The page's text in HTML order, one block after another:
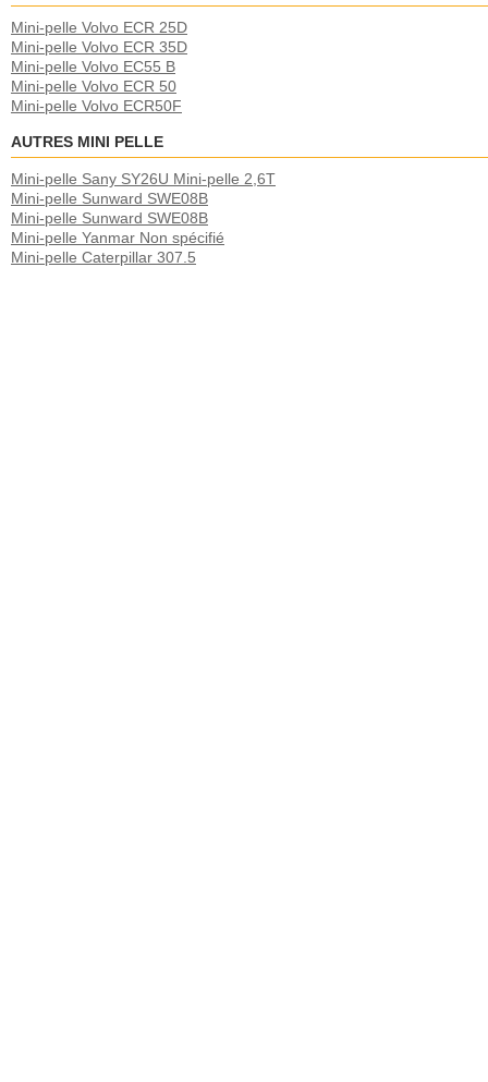
Mini-pelle Volvo ECR 25D
Mini-pelle Volvo ECR 35D
Mini-pelle Volvo EC55 B
Mini-pelle Volvo ECR 50
Mini-pelle Volvo ECR50F
AUTRES MINI PELLE
Mini-pelle Sany SY26U Mini-pelle 2,6T
Mini-pelle Sunward SWE08B
Mini-pelle Sunward SWE08B
Mini-pelle Yanmar Non spécifié
Mini-pelle Caterpillar 307.5